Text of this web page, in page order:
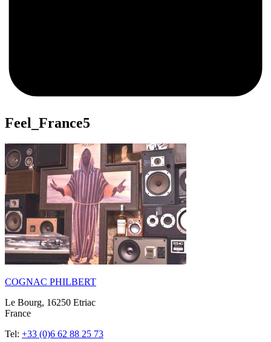
Feel_France5
COGNAC PHILBERT
Le Bourg, 16250 Etriac
France
Tel: +33 (0)6 62 88 25 73